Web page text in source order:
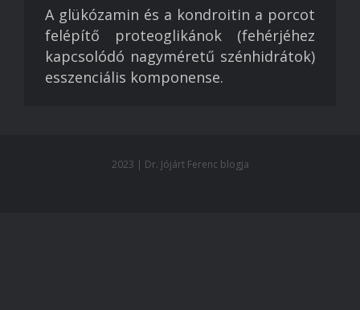
A glükózamin és a kondroitin a porcot
felépítő proteoglikánok (fehérjéhez
kapcsolódó nagyméretű szénhidrátok)
esszenciális komponense.
2023 | Dr. Jójárt Ferenc blogja